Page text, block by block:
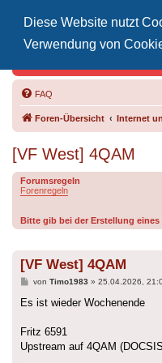
Diese Website nutzt
Verwendung von
FAQ
Foren-Übersicht Internet
[VF West] 4QAM
Forumsregeln
Forenregeln
Bitte gib bei der Erstellung eines
[VF West] 4QAM
Beitrag
von Timo1983 » 25.04.2026,
Es ist wieder Wochenende
Fritz 6591
Upstream auf 4QAM